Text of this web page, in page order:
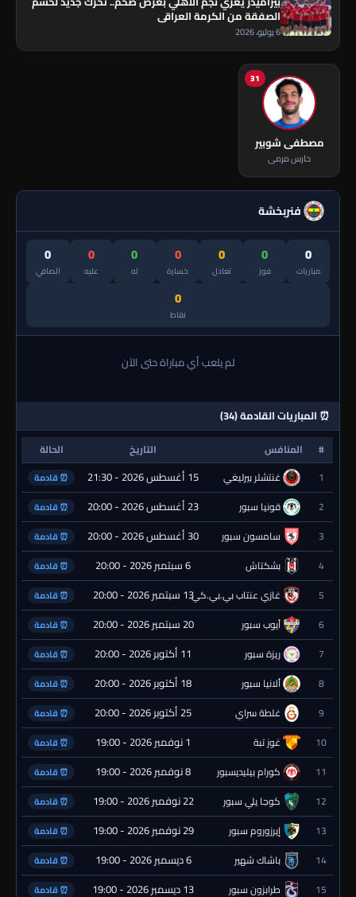
الصفقة من الكرمة العراقي
6 يوليو، 2026
31
مصطفى شوبير
حارس مرمى
فنربخشة
0
مباريات
0
فوز
0
تعادل
0
خسارة
0
له
0
عليه
0
الصافي
0
نقاط
لم يلعب أي مباراة حتى الآن
⏰ المباريات القادمة (34)
# المنافس التاريخ
الحالة
1
غنتشلر بيرليغي 15 أغسطس 2026 - 21:30 ⏰ قادمة
2 قونيا سبور 23 أغسطس 2026 - 20:00 ⏰ قادمة
3 سامسون سبور 30 أغسطس 2026 - 20:00 ⏰ قادمة
4 بشكتاش 6 سبتمبر 2026 - 20:00 ⏰ قادمة
5 غازي عنتاب بي.بي.كي.13 سبتمبر 2026 - 20:00 ⏰ قادمة
6 أيوب سبور 20 سبتمبر 2026 - 20:00 ⏰ قادمة
7 ريزة سبور 11 أكتوبر 2026 - 20:00 ⏰ قادمة
8 ألانيا سبور 18 أكتوبر 2026 - 20:00 ⏰ قادمة
9 غلطة سراي 25 أكتوبر 2026 - 20:00 ⏰ قادمة
10 غوز تبة 1 نوفمبر 2026 - 19:00 ⏰ قادمة
11 كورام بيليديسبور 8 نوفمبر 2026 - 19:00 ⏰ قادمة
12 كوجا يلي سبور 22 نوفمبر 2026 - 19:00 ⏰ قادمة
13 إيرزوروم سبور 29 نوفمبر 2026 - 19:00 ⏰ قادمة
14 باشاك شهير 6 ديسمبر 2026 - 19:00 ⏰ قادمة
15 طرابزون سبور 13 ديسمبر 2026 - 19:00 ⏰ قادمة